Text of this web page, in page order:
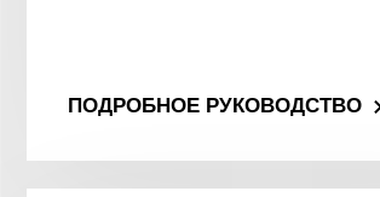
ПОДРОБНОЕ РУКОВОДСТВО